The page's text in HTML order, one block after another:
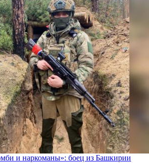
и наркоманы»: боец из Башкирии